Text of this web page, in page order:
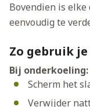
Bovendien is
eenvoudig te
Zo gebruik
Bij onderkoeling:
Scherm het
Verwijder